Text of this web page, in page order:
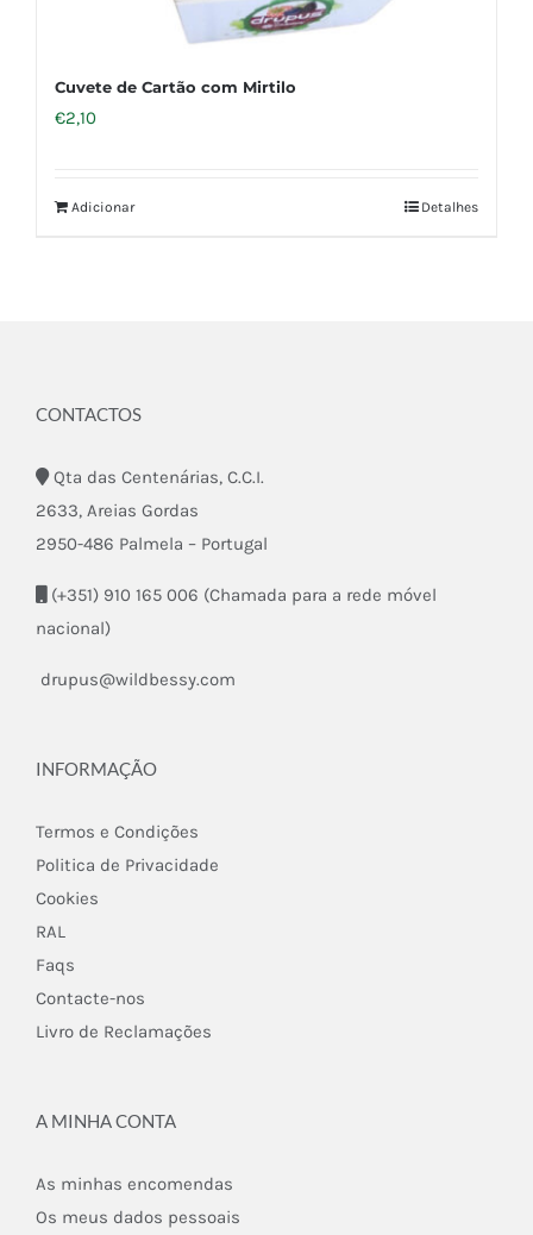
Cuvete de Cartão com Mirtilo
€2,10
Adicionar Detalhes
CONTACTOS
Qta das Centenárias, C.C.I.
2633, Areias Gordas
2950-486 Palmela – Portugal
(+351) 910 165 006 (Chamada para a rede móvel
nacional)
drupus@wildbessy.com
INFORMAÇÃO
Termos e Condições
Politica de Privacidade
Cookies
RAL
Faqs
Contacte-nos
Livro de Reclamações
A MINHA CONTA
As minhas encomendas
Os meus dados pessoais